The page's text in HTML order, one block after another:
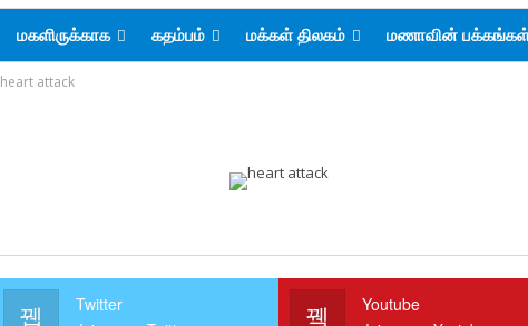
மகளிருக்காக கதம்பம் மக்கள் திலகம் மணாவின்
heart attack
Twitter Youtube